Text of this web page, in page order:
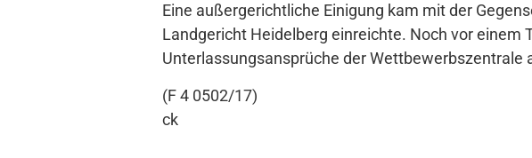
Eine außergerichtliche Einigung kam mit der
Landgericht Heidelberg einreichte. Noch vor einem
Unterlassungsansprüche der Wettbewerbszentrale
(F 4 0502/17)
ck